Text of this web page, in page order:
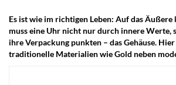
Es ist wie im richtigen Leben: Auf das Äußere
muss eine Uhr nicht nur durch innere Werte,
ihre Verpackung punkten – das Gehäuse.
traditionelle Materialien wie Gold neben